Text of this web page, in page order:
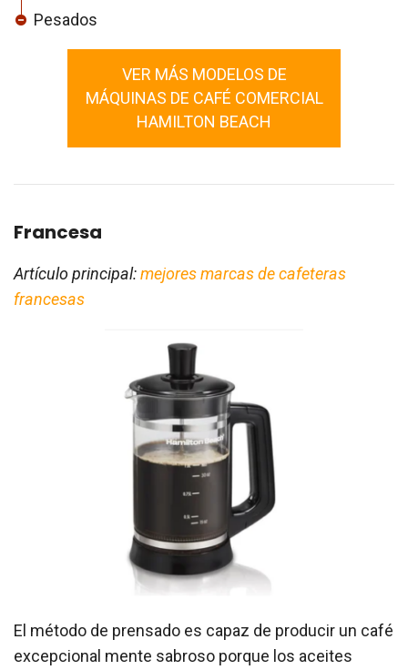
Pesados
VER MÁS MODELOS DE
MÁQUINAS DE CAFÉ COMERCIAL
HAMILTON BEACH
Francesa
Artículo principal:mejores marcas de cafeteras
francesas
El método de prensado es capaz de producir un café
excepcional mente sabroso porque los aceites